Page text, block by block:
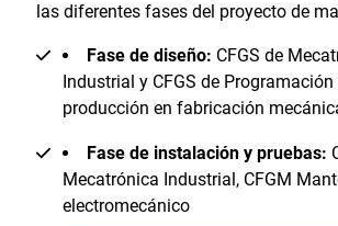
las diferentes fases del proyecto de
Fase de diseño: CFGS de
Industrial y CFGS de Programación
producción en fabricación
Fase de instalación y pruebas:
Mecatrónica Industrial, CFGM
electromecánico